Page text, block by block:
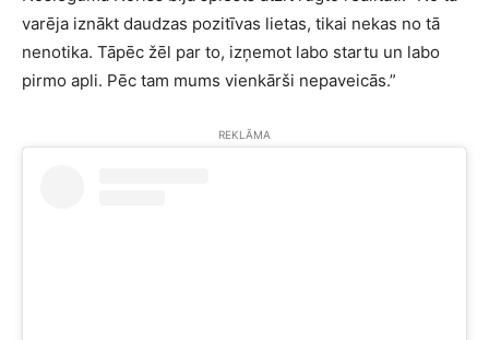
varēja iznākt daudzas pozitīvas lietas, tikai nekas no tā
nenotika. Tāpēc žēl par to, izņemot labo startu un labo
pirmo apli. Pēc tam mums vienkārši nepaveicās.”
REKLĀMA